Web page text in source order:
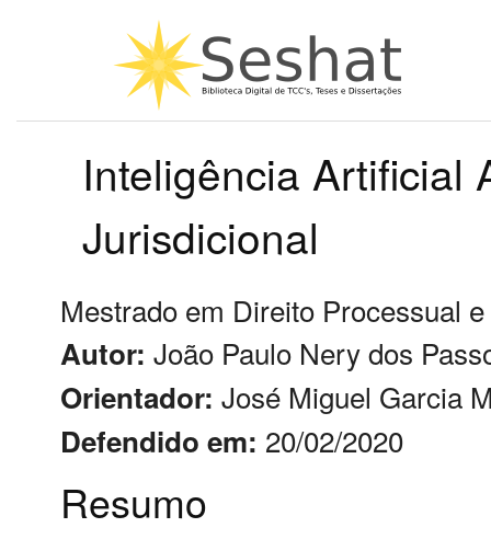
Inteligência Artificial
Jurisdicional
Mestrado em Direito Processual
Autor: João Paulo Nery dos
Orientador: José Miguel Garcia
Defendido em: 20/02/2020
Resumo